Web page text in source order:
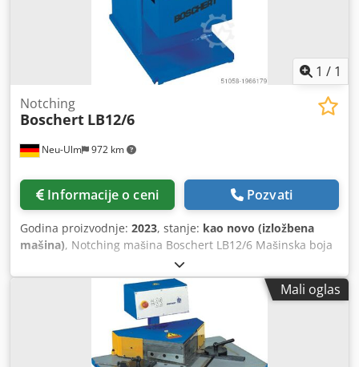
1 / 1
Neu-Ulm 972 km
Notching
Boschert LB12/6
Informacije o ceni Pozvati
Godina proizvodnje: 2023, stanje: kao novo (izložbena
mašina), Notching mašina Boschert LB12/6 Mašinska boja
plava Ral 5017 Ugao sečenja 90 Cedpfob Raddjx Agyorf
Kapacitet rezanja 6 mm St42 4 mm nerđajućeg čelika
Povezano opterećenje 4kW Težina 800 kg Mašina
opremljena 2 stanice sa pokretnom zaustavnom šipkom
300 mm unutrašnje zaustavljanje sečenja traka do 225 mm
2 pokretna držanja pleksi zaštita CE i garancija nove
Mali oglas